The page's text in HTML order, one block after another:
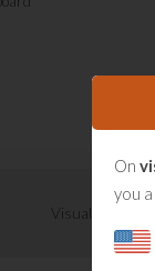
Visual
On
you